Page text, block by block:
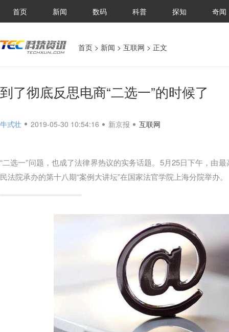
首页 新闻 数码 科普 探知 奇闻
首页 > 新闻 > 互联网 > 正文
到了彻底反思电商“二选一”的时候了
牛弎壮 2019-05-30 10:54:16 新京报 互联网
“二选一”问题，也成了法律界热议的实务话题。5月25日下午，由
民法院承办的第十八期“案例大讲坛”在国家法官学院上海分院举办。